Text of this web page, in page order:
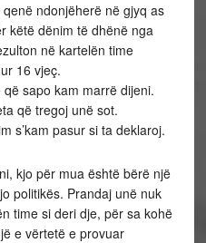
ndonjëherë në gjyq as
këtë dënim të dhënë nga
në kartelën time
16 vjeç.
sapo kam marrë dijeni.
që tregoj unë sot.
s’kam pasur si ta deklaroj.
kjo për mua është bërë një
politikës. Prandaj unë nuk
time si deri dje, për sa kohë
e vërtetë e provuar